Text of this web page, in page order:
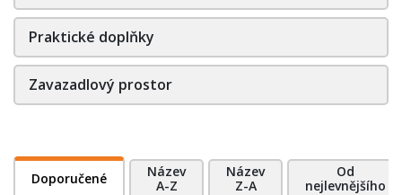
Praktické doplňky
Zavazadlový prostor
Doporučené
Název
A-Z
Název
Z-A
Od
nejlevnějšího